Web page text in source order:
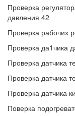
Проверка
давления 42
Проверка рабочих
Проверка да1чика
Проверка датчика
Проверка датчика
Проверка датчика
Поверка